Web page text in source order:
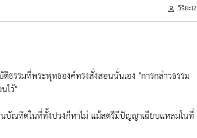
วิริยะ12
ธรรมที่พระพุทธองค์ทรงสั่งสอนนั่นเอง "การกล่าวธรรม
ไว้"
บัณทิตในที่ทั้งปวงก็หาไม่ แม้สตรีมีปัญญาเฉียบแหลมในที่